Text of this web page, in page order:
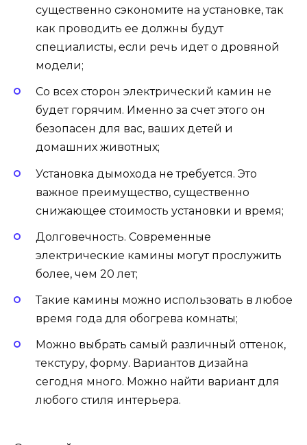
существенно сэкономите на установке, так
как проводить ее должны будут
специалисты, если речь идет о дровяной
модели;
Со всех сторон электрический камин не
будет горячим. Именно за счет этого он
безопасен для вас, ваших детей и
домашних животных;
Установка дымохода не требуется. Это
важное преимущество, существенно
снижающее стоимость установки и время;
Долговечность. Современные
электрические камины могут прослужить
более, чем 20 лет;
Такие камины можно использовать в любое
время года для обогрева комнаты;
Можно выбрать самый различный оттенок,
текстуру, форму. Вариантов дизайна
сегодня много. Можно найти вариант для
любого стиля интерьера.